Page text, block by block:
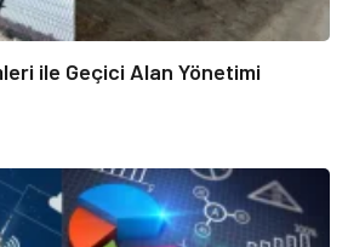
ile Geçici Alan Yönetimi